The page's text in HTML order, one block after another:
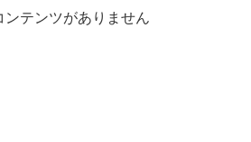
テンツがありません